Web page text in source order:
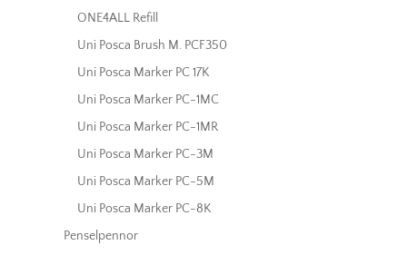
ONE4ALL Refill
Uni Posca Brush M. PCF350
Uni Posca Marker PC 17K
Uni Posca Marker PC-1MC
Uni Posca Marker PC-1MR
Uni Posca Marker PC-3M
Uni Posca Marker PC-5M
Uni Posca Marker PC-8K
Penselpennor